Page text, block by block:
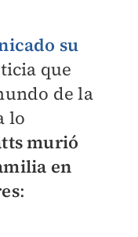
su
que
de la
lo
murió
en
: